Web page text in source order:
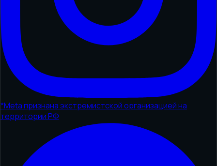
*Meta признана экстремистской организацией на
территории РФ